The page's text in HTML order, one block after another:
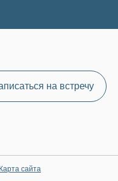
на встречу
Карта сайта